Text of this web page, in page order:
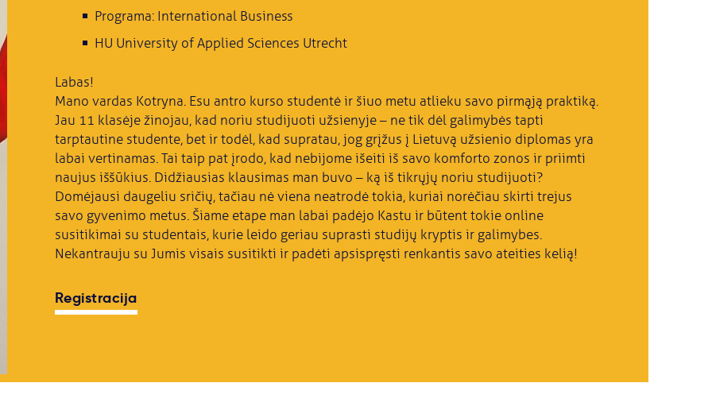
Programa: International Business
HU University of Applied Sciences Utrecht
Labas!
Mano vardas Kotryna. Esu antro kurso studentė ir šiuo metu atlieku savo pirmąją praktiką.
Jau 11 klasėje žinojau, kad noriu studijuoti užsienyje – ne tik dėl galimybės tapti
tarptautine studente, bet ir todėl, kad supratau, jog grįžus į Lietuvą užsienio diplomas yra
labai vertinamas. Tai taip pat įrodo, kad nebijome išeiti iš savo komforto zonos ir priimti
naujus iššūkius. Didžiausias klausimas man buvo – ką iš tikrųjų noriu studijuoti?
Domėjausi daugeliu sričių, tačiau nė viena neatrodė tokia, kuriai norėčiau skirti trejus
savo gyvenimo metus. Šiame etape man labai padėjo Kastu ir būtent tokie online
susitikimai su studentais, kurie leido geriau suprasti studijų kryptis ir galimybes.
Nekantrauju su Jumis visais susitikti ir padėti apsispręsti renkantis savo ateities kelią!
Registracija